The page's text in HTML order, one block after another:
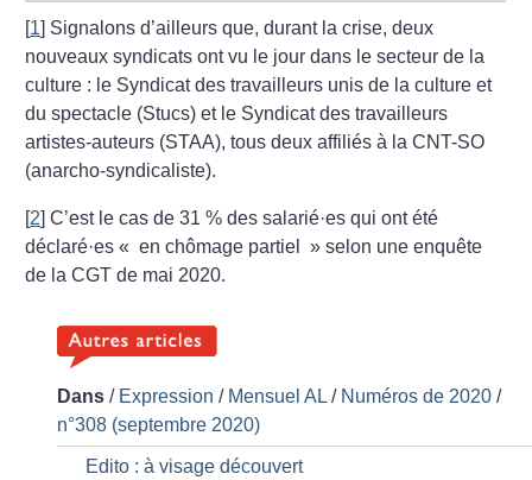
[1] Signalons d’ailleurs que, durant la crise, deux
nouveaux syndicats ont vu le jour dans le secteur de la
culture : le Syndicat des travailleurs unis de la culture et
du spectacle (Stucs) et le Syndicat des travailleurs
artistes-auteurs (STAA), tous deux affiliés à la CNT-SO
(anarcho-syndicaliste).
[2]C’est le cas de 31 % des salarié·es qui ont été
déclaré·es « en chômage partiel
» selon une enquête
de la CGT de mai 2020.
Dans / Expression / Mensuel AL / Numéros de 2020 /
n°308 (septembre 2020)
Edito : à visage découvert